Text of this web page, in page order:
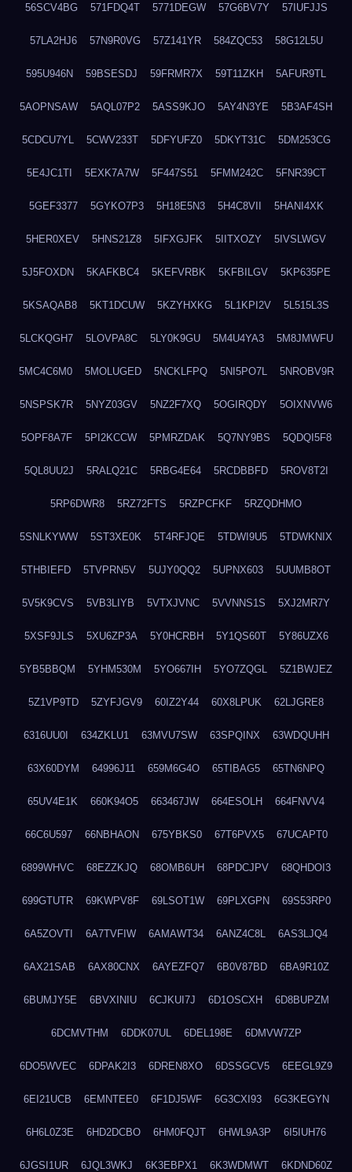
56SCV4BG 571FDQ4T 5771DEGW 57G6BV7Y 57IUFJJS
57LA2HJ6 57N9R0VG 57Z141YR 584ZQC53 58G12L5U
595U946N 59BSESDJ 59FRMR7X 59T11ZKH 5AFUR9TL
5AOPNSAW 5AQL07P2 5ASS9KJO 5AY4N3YE 5B3AF4SH
5CDCU7YL 5CWV233T 5DFYUFZ0 5DKYT31C 5DM253CG
5E4JC1TI 5EXK7A7W 5F447S51 5FMM242C 5FNR39CT
5GEF3377 5GYKO7P3 5H18E5N3 5H4C8VII 5HANI4XK
5HER0XEV 5HNS21Z8 5IFXGJFK 5IITXOZY 5IVSLWGV
5J5FOXDN 5KAFKBC4 5KEFVRBK 5KFBILGV 5KP635PE
5KSAQAB8 5KT1DCUW 5KZYHXKG 5L1KPI2V 5L515L3S
5LCKQGH7 5LOVPA8C 5LY0K9GU 5M4U4YA3 5M8JMWFU
5MC4C6M0 5MOLUGED 5NCKLFPQ 5NI5PO7L 5NROBV9R
5NSPSK7R 5NYZ03GV 5NZ2F7XQ 5OGIRQDY 5OIXNVW6
5OPF8A7F 5PI2KCCW 5PMRZDAK 5Q7NY9BS 5QDQI5F8
5QL8UU2J 5RALQ21C 5RBG4E64 5RCDBBFD 5ROV8T2I
5RP6DWR8 5RZ72FTS 5RZPCFKF 5RZQDHMO
5SNLKYWW 5ST3XE0K 5T4RFJQE 5TDWI9U5 5TDWKNIX
5THBIEFD 5TVPRN5V 5UJY0QQ2 5UPNX603 5UUMB8OT
5V5K9CVS 5VB3LIYB 5VTXJVNC 5VVNNS1S 5XJ2MR7Y
5XSF9JLS 5XU6ZP3A 5Y0HCRBH 5Y1QS60T 5Y86UZX6
5YB5BBQM 5YHM530M 5YO667IH 5YO7ZQGL 5Z1BWJEZ
5Z1VP9TD 5ZYFJGV9 60IZ2Y44 60X8LPUK 62LJGRE8
6316UU0I 634ZKLU1 63MVU7SW 63SPQINX 63WDQUHH
63X60DYM 64996J11 659M6G4O 65TIBAG5 65TN6NPQ
65UV4E1K 660K94O5 663467JW 664ESOLH 664FNVV4
66C6U597 66NBHAON 675YBKS0 67T6PVX5 67UCAPT0
6899WHVC 68EZZKJQ 68OMB6UH 68PDCJPV 68QHDOI3
699GTUTR 69KWPV8F 69LSOT1W 69PLXGPN 69S53RP0
6A5ZOVTI 6A7TVFIW 6AMAWT34 6ANZ4C8L 6AS3LJQ4
6AX21SAB 6AX80CNX 6AYEZFQ7 6B0V87BD 6BA9R10Z
6BUMJY5E 6BVXINIU 6CJKUI7J 6D1OSCXH 6D8BUPZM
6DCMVTHM 6DDK07UL 6DEL198E 6DMVW7ZP
6DO5WVEC 6DPAK2I3 6DREN8XO 6DSSGCV5 6EEGL9Z9
6EI21UCB 6EMNTEE0 6F1DJ5WF 6G3CXI93 6G3KEGYN
6H6L0Z3E 6HD2DCBO 6HM0FQJT 6HWL9A3P 6I5IUH76
6JGSI1UR 6JQL3WKJ 6K3EBPX1 6K3WDMWT 6KDND60Z